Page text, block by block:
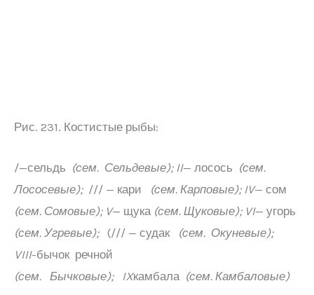
Рис. 231. Костистые рыбы:
/—сельдь (сем. Сельдевые); II— лосось (сем.
Лососевые); /// — кари (сем. Карповые); IV— сом
(сем. Сомовые); V— щука (сем. Щуковые); VI— угорь
(сем. Угревые); (/// — судак (сем. Окуневые);
VIII-бычок речной
(сем. Бычковые);
IXкамбала (сем. Камбаловые)